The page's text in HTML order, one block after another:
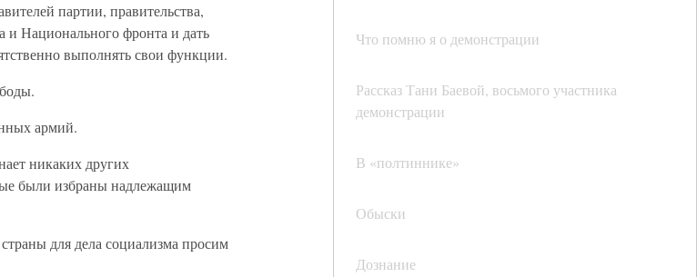
Что помню я о демонстрации
Рассказ Тани Баевой, восьмого участника
демонстрации
В «полтиннике»
Обыски
Дознание
партии, правительства,
и Национального фронта и дать
выполнять свои функции.
армий.
никаких других
были избраны надлежащим
для дела социализма просим